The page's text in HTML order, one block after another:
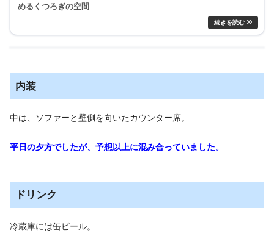
めるくつろぎの空間
内装
中は、ソファーと壁側を向いたカウンター席。
平日の夕方でしたが、予想以上に混み合っていました。
ドリンク
冷蔵庫には缶ビール。